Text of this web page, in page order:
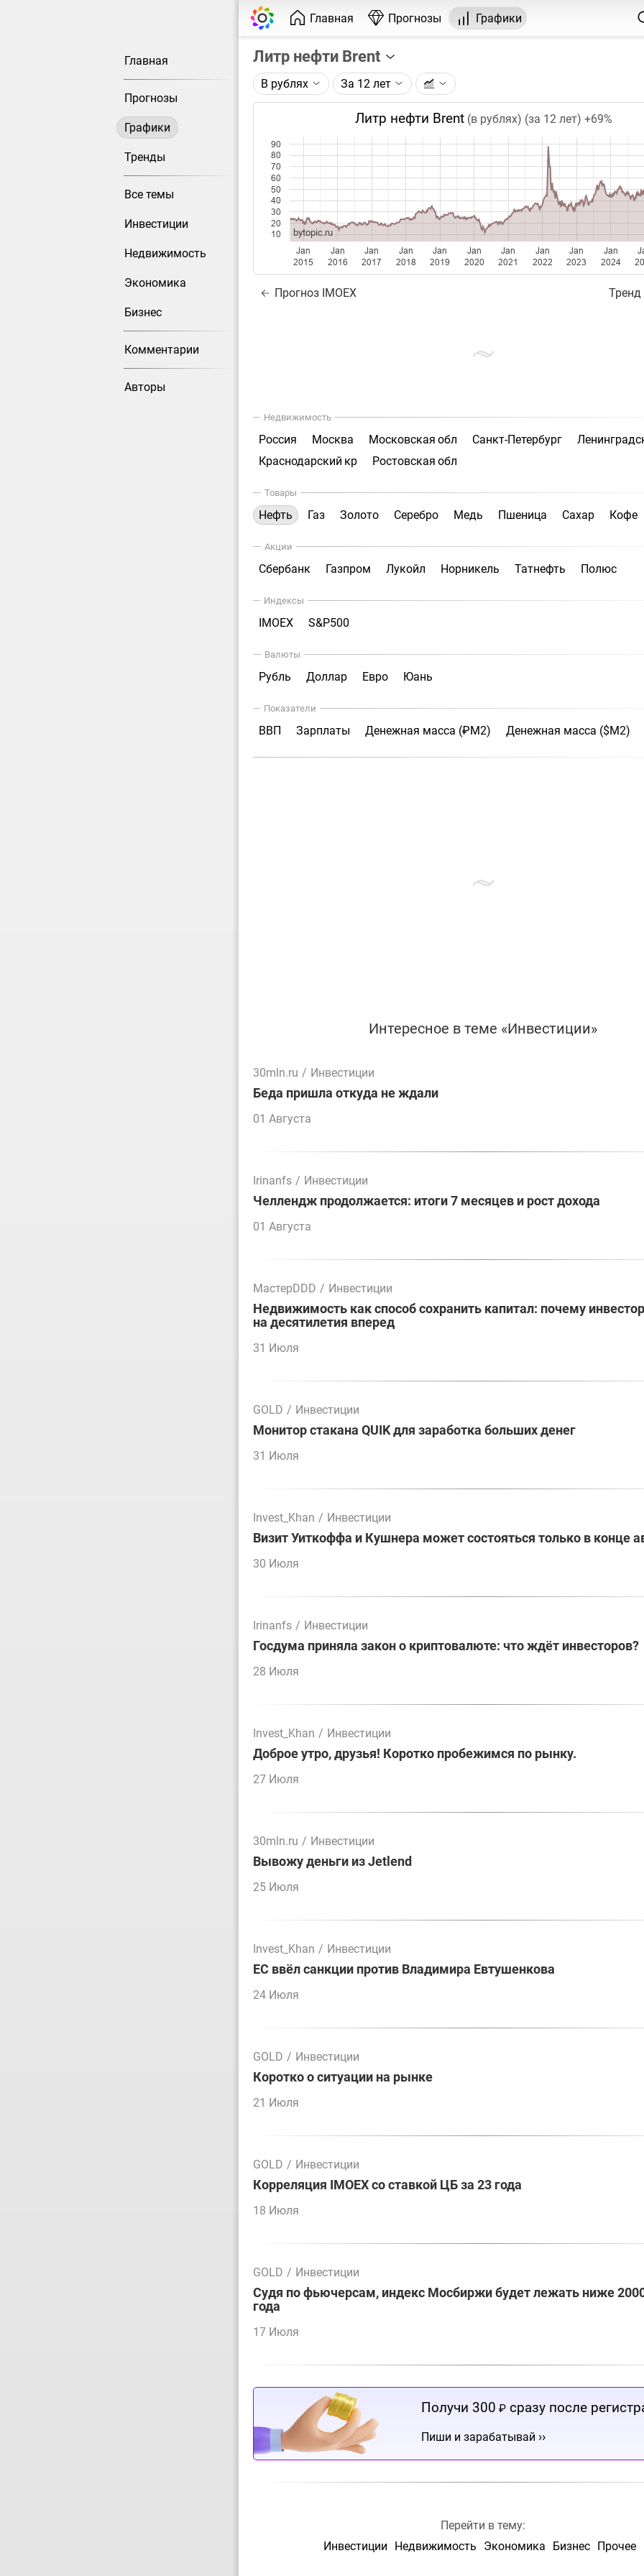
Главная Прогнозы Графики
Главная
Прогнозы
Графики
Тренды
Все темы
Инвестиции
Недвижимость
Экономика
Бизнес
Комментарии
Авторы
Литр нефти Brent
Описание графика:
Цена фьючерса на нефть марки Brent, торгуемого на ICE.
Каждая точка на графике - цена закрытия дня, недели или месяца.
Оптимальный таймфрейм (день, неделя, месяц) подбирается
при изменении глубины графика.
Данные добавляются ежедневно.
В рублях За 12 лет
Литр нефти Brent (в рублях) (за 12 лет) +69%
Jan
2015
Jan
2016
Jan
2017
Jan
2018
Jan
2019
Jan
2020
Jan
2021
Jan
2022
Jan
2023
Jan
2024
10
20
30
40
50
60
70
80
90
bytopic.ru
Прогноз IMOEX Тренд
Недвижимость
Россия Москва Московская обл Санкт-Петербург
Краснодарский кр
Ростовская обл
Товары
Нефть Газ Золото Серебро Медь Пшеница Сахар Кофе
Акции
Сбербанк Газпром Лукойл Норникель Татнефть Полюс
Индексы
IMOEX S&P500
Валюты
Рубль Доллар Евро Юань
Показатели
ВВП Зарплаты Денежная масса (₽М2) Денежная масса ($М2)
Интересное в теме «Инвестиции»
30mln.ru / Инвестиции
Беда пришла откуда не ждали
01 Августа
Irinanfs / Инвестиции
Челлендж продолжается: итоги 7 месяцев и рост дохода
01 Августа
МастерDDD / Инвестиции
Недвижимость как способ сохранить капитал: почему
на десятилетия вперед
31 Июля
GOLD / Инвестиции
Монитор стакана QUIK для заработка больших денег
31 Июля
Invest_Khan / Инвестиции
Визит Уиткоффа и Кушнера может состояться только в конце
30 Июля
Irinanfs / Инвестиции
Госдума приняла закон о криптовалюте: что ждёт инвесторов?
28 Июля
Invest_Khan / Инвестиции
Доброе утро, друзья! Коротко пробежимся по рынку.
27 Июля
30mln.ru / Инвестиции
Вывожу деньги из Jetlend
25 Июля
Invest_Khan / Инвестиции
ЕС ввёл санкции против Владимира Евтушенкова
24 Июля
GOLD / Инвестиции
Коротко о ситуации на рынке
21 Июля
GOLD / Инвестиции
Корреляция IMOEX со ставкой ЦБ за 23 года
18 Июля
GOLD / Инвестиции
Судя по фьючерсам, индекс Мосбиржи будет лежать ниже
года
17 Июля
Получи 300 ₽ сразу после
Пиши и зарабатывай ››
Перейти в тему:
Инвестиции
Недвижимость Экономика Бизнес Прочее